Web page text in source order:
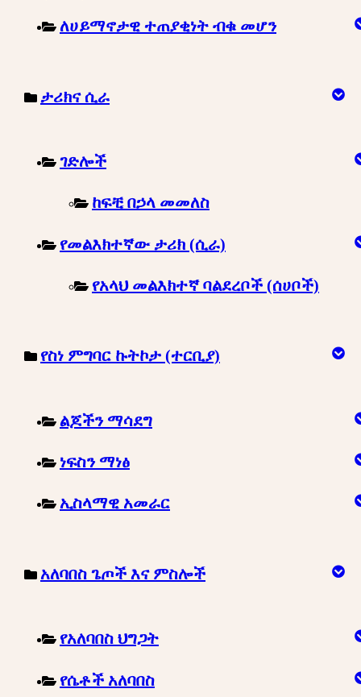
ለሀይማኖታዊ ተጠያቂነት ብቁ መሆን
ታሪክና ሲራ
ገድሎች
ከፍቺ በኃላ መመለስ
የመልእክተኛው ታሪክ (ሲራ)
የአላህ መልእክተኛ ባልደረቦች (ሰሀቦች)
የስነ ምግባር ኩትኮታ (ተርቢያ)
ልጆችን ማሳደግ
ነፍስን ማነፅ
ኢስላማዊ አመራር
አለባበስ ጌጦች እና ምስሎች
የአለባበስ ህግጋት
የሴቶች አለባበስ